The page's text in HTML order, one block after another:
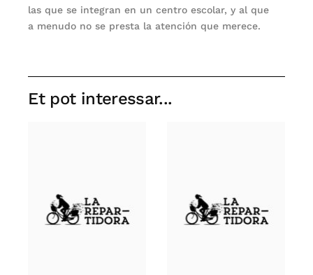
las que se integran en un centro escolar, y al que
a menudo no se presta la atención que merece.
Et pot interessar...